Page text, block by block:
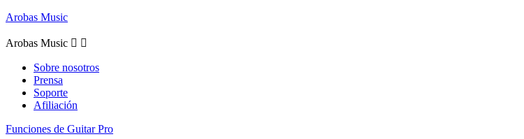
Arobas Music
Arobas Music  
Sobre nosotros
Prensa
Soporte
Afiliación
Funciones de Guitar Pro